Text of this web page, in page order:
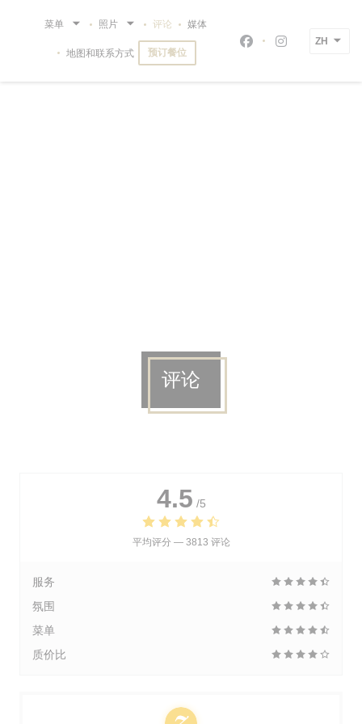
菜单 照片 评论 媒体
地图和联系方式 预订餐位 Facebook ((在新窗
Instagram ((
ZH
评论
4.5 /5
平均评分 — 3813 评论
服务
氛围
菜单
质价比